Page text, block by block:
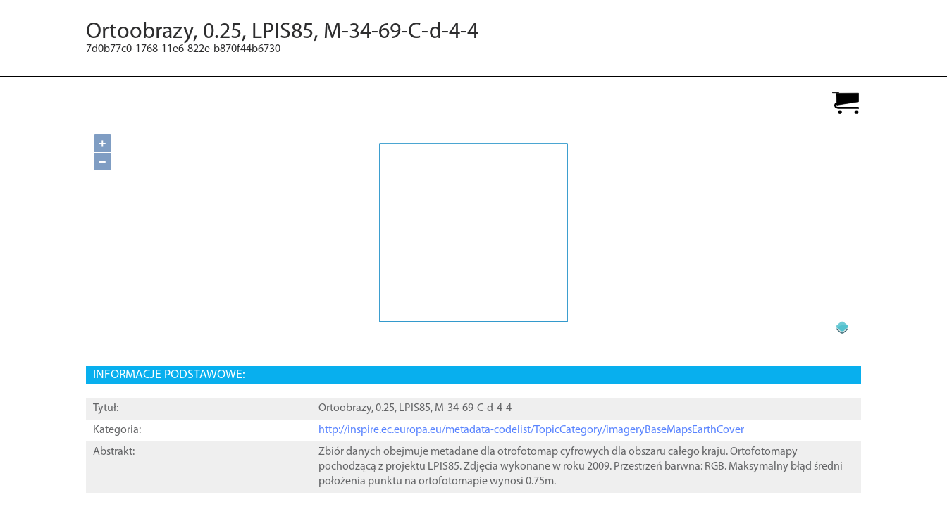
Ortoobrazy, 0.25, LPIS85, M-34-69-C-d-4-4
7d0b77c0-1768-11e6-822e-b870f44b6730
+
−
INFORMACJE PODSTAWOWE:
Tytuł:
Ortoobrazy, 0.25, LPIS85, M-34-69-C-d-4-4
Kategoria:
http://inspire.ec.europa.eu/metadata-codelist/TopicCategory/imageryBaseMapsEarthCover
Abstrakt:
Zbiór danych obejmuje metadane dla otrofotomap cyfrowych dla obszaru całego kraju. Ortofotomapy
pochodzącą z projektu LPIS85. Zdjęcia wykonane w roku 2009. Przestrzeń barwna: RGB. Maksymalny błąd średni
położenia punktu na ortofotomapie wynosi 0.75m.